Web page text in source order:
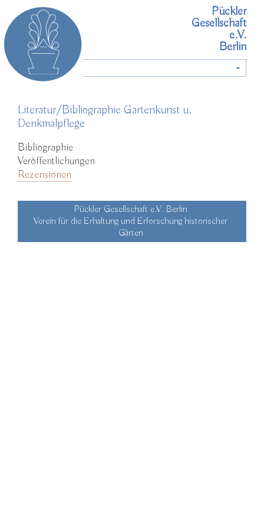
Pückler
Gesellschaft
e.V.
Berlin
Menü
Literatur/Bibliographie Gartenkunst u.
Denkmalpflege
Bibliographie
Veröffentlichungen
Rezensionen
Pückler Gesellschaft e.V. Berlin
Verein für die Erhaltung und Erforschung historischer
Gärten